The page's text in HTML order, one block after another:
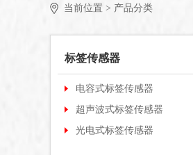
当前位置 > 产品分类
标签传感器
电容式标签传感器
超声波式标签传感器
光电式标签传感器